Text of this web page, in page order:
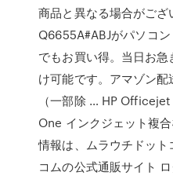
商品と異なる場合がご
Q6655A#ABJがパソコ
でもお買い得。当日お
け可能です。アマゾン
（一部除 … HP
One インクジェット複
情報は、ムラウチドット
コムの公式通販サイト